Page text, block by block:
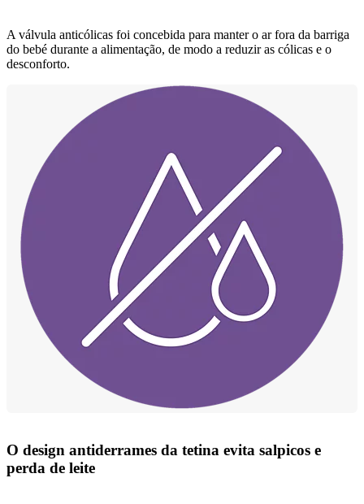
A válvula anticólicas foi concebida para manter o ar fora da barriga
do bebé durante a alimentação, de modo a reduzir as cólicas e o
desconforto.
O design antiderrames da tetina evita salpicos e
perda de leite